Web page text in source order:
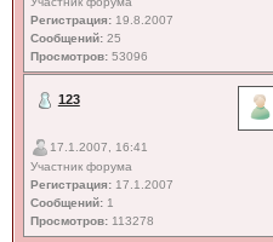
Регистрация:19.8.2007
Сообщений:25
Просмотров:53096
123
17.1.2007, 16:41
Участник форума
Регистрация:17.1.2007
Сообщений:1
Просмотров:113278